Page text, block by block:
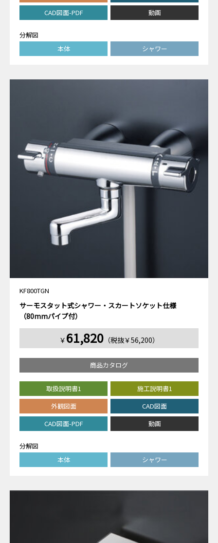
CAD図面-PDF
動画
分解図
本体
シャワー
KF800TGN
サーモスタット式シャワー・スカートソケット仕様
（80mmパイプ付）
￥ 61,820（税抜￥56,200）
商品カタログ
取扱説明書1
施工説明書1
外観図面
CAD図面
CAD図面-PDF
動画
分解図
本体
シャワー